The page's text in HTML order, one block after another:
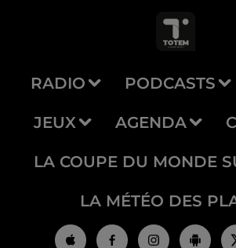
RADIO PODCASTS
JEUX AGENDA
LA COUPE DU MONDE
LA MÉTÉO DES